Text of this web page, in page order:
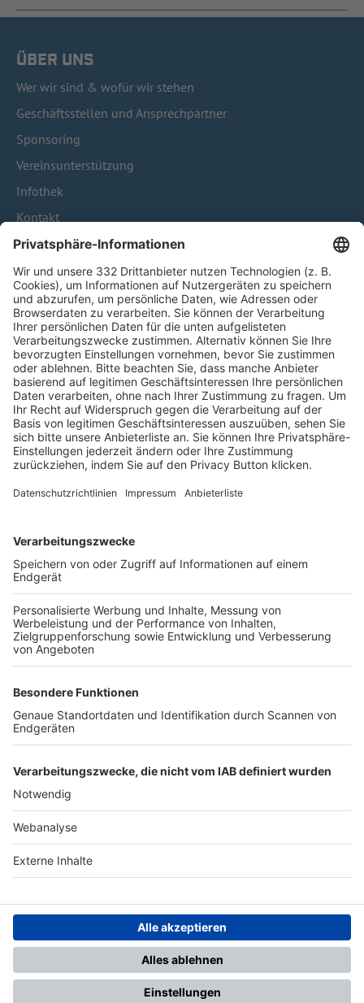
ÜBER UNS
Wer wir sind & wofür wir stehen
Geschäftsstellen und Ansprechpartner
Sponsoring
Vereinsunterstützung
Infothek
Kontakt
HÄUFIG BESUCHTE SEITEN
Pässe und Vereinswechsel
Trainerausbildung
Schulungsangebot Vereinsmitarbeiter
BFV-Geschäftsstellen
Trainerbörse
Login SpielPlus
FOLGE DEM BFV
TOP-VEREINE
TOP-PARTNER
Nutzungsbedingungen Datenschutz Impressum